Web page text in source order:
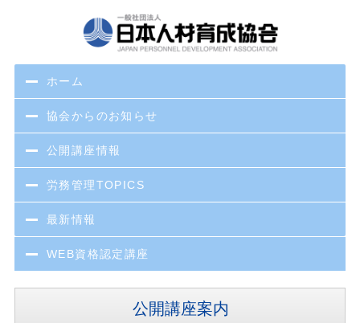
ホーム
協会からのお知らせ
公開講座情報
労務管理TOPICS
最新情報
WEB資格認定講座
公開講座案内